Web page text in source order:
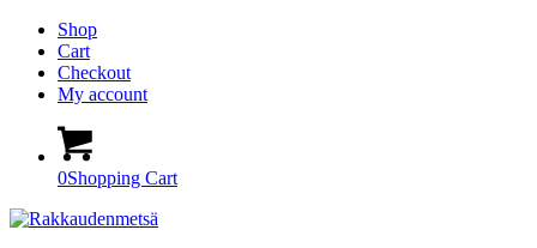
Shop
Cart
Checkout
My account
0Shopping Cart